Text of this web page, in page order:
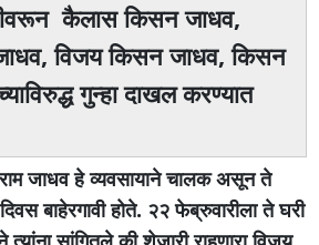
कैलास किसन जाधव,
जाधव, विजय किसन जाधव, किसन
गुन्हा दाखल करण्यात
जाधव हे व्यवसायाने चालक असून ते
बाहेरगावी होते. २२ फेब्रुवारीला ते घरी